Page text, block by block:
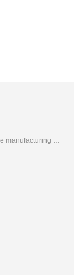
Development, design, production and sales in one of the manufacturing enterprises